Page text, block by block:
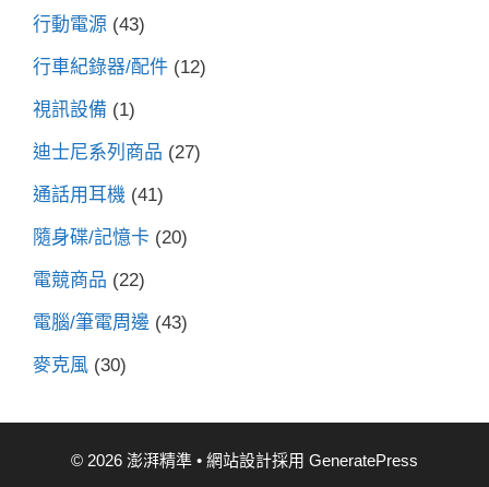
行動電源 (43)
行車紀錄器/配件 (12)
視訊設備 (1)
迪士尼系列商品 (27)
通話用耳機 (41)
隨身碟/記憶卡 (20)
電競商品 (22)
電腦/筆電周邊 (43)
麥克風 (30)
© 2026 澎湃精準 • 網站設計採用 GeneratePress